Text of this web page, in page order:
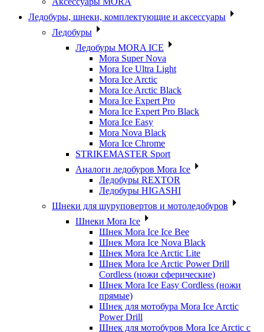
Ледобуры, шнеки, комплектующие и аксессуары
Ледобуры
Ледобуры MORA ICE
Mora Super Nova
Mora Ice Ultra Light
Mora Ice Arctic
Mora Ice Arctic Black
Mora Ice Expert Pro
Mora Ice Expert Pro Black
Mora Ice Easy
Mora Nova Black
Mora Ice Chrome
STRIKEMASTER Sport
Аналоги ледобуров Mora Ice
Ледобуры REXTOR
Ледобуры HIGASHI
Шнеки для шуруповертов и мотоледобуров
Шнеки Mora Ice
Шнек Mora Ice Ice Bee
Шнек Mora Ice Nova Black
Шнек Mora Ice Arctic Lite
Шнек Mora Ice Arctic Power Drill
Cordless (ножи сферические)
Шнек Mora Ice Easy Cordless (ножи
прямые)
Шнек для мотобура Mora Ice Arctic
Power Drill
Шнек для мотобуров Mora Ice Arctic с